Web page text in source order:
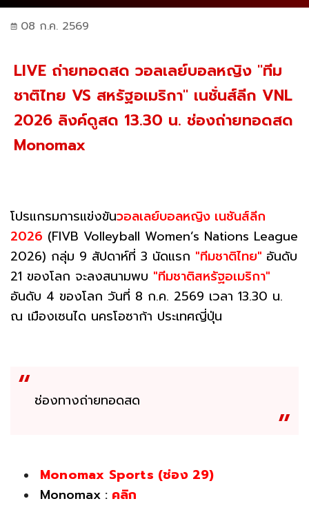
08 ก.ค. 2569
LIVE ถ่ายทอดสด วอลเลย์บอลหญิง "ทีม
ชาติไทย VS สหรัฐอเมริกา" เนชั่นส์ลีก VNL
2026 ลิงค์ดูสด 13.30 น. ช่องถ่ายทอดสด
Monomax
โปรแกรมการแข่งขันวอลเลย์บอลหญิง เนชันส์ลีก
2026 (FIVB Volleyball Women’s Nations League
2026) กลุ่ม 9 สัปดาห์ที่ 3 นัดแรก "ทีมชาติไทย" อันดับ
21 ของโลก จะลงสนามพบ "ทีมชาติสหรัฐอเมริกา"
อันดับ 4 ของโลก วันที่ 8 ก.ค. 2569 เวลา 13.30 น.
ณ เมืองเซนได นครโอซาก้า ประเทศญี่ปุ่น
ช่องทางถ่ายทอดสด
Monomax Sports (ช่อง 29)
Monomax : คลิก